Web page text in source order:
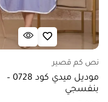
نص كم قصير
موديل ميدي كود 0728 –
بنفسجي